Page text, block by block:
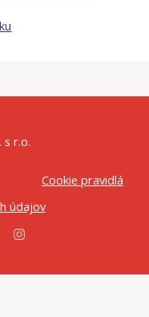
r.o.
Cookie pravidlá
údajov